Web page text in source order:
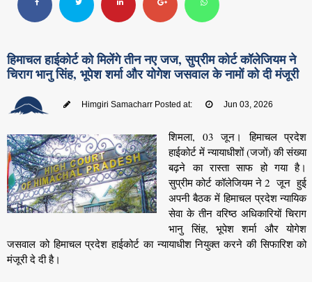
हिमाचल हाईकोर्ट को मिलेंगे तीन नए जज, सुप्रीम कोर्ट कॉलेजियम ने
चिराग भानु सिंह, भूपेश शर्मा और योगेश जसवाल के नामों को दी मंजूरी
Himgiri Samacharr Posted at: Jun 03, 2026
शिमला, 03 जून। हिमाचल प्रदेश
हाईकोर्ट में न्यायाधीशों (जजों) की संख्या
बढ़ने का रास्ता साफ हो गया है।
सुप्रीम कोर्ट कॉलेजियम ने 2 जून हुई
अपनी बैठक में हिमाचल प्रदेश न्यायिक
सेवा के तीन वरिष्ठ अधिकारियों चिराग
भानु सिंह, भूपेश शर्मा और योगेश
जसवाल को हिमाचल प्रदेश हाईकोर्ट का न्यायाधीश नियुक्त करने की सिफारिश को
मंजूरी दे दी है।